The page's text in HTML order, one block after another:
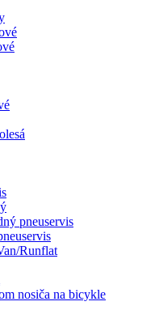
pneuservis
Runflat
nosiča na bicykle